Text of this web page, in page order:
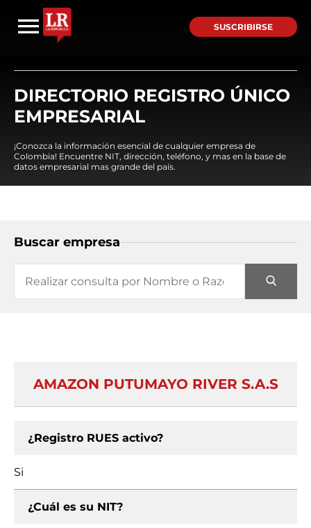
SUSCRIBIRSE
DIRECTORIO REGISTRO ÚNICO
EMPRESARIAL
¡Conozca la información esencial de cualquier empresa de
Colombia! Encuentre NIT, dirección, teléfono, y mas en la base de
datos empresarial mas grande del país.
Buscar empresa
AMAZON PUTUMAYO RIVER S.A.S
¿Registro RUES activo?
Si
¿Cuál es su NIT?